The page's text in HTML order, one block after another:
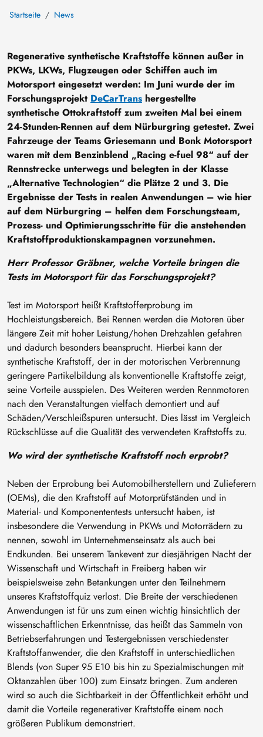
Startseite News
Regenerative synthetische Kraftstoffe können außer in
PKWs, LKWs, Flugzeugen oder Schiffen auch im
Motorsport eingesetzt werden: Im Juni wurde der im
Forschungsprojekt DeCarTrans hergestellte
synthetische Ottokraftstoff zum zweiten Mal bei einem
24-Stunden-Rennen auf dem Nürburgring getestet. Zwei
Fahrzeuge der Teams Griesemann und Bonk Motorsport
waren mit dem Benzinblend „Racing e-fuel 98“ auf der
Rennstrecke unterwegs und belegten in der Klasse
„Alternative Technologien“ die Plätze 2 und 3. Die
Ergebnisse der Tests in realen Anwendungen – wie hier
auf dem Nürburgring – helfen dem Forschungsteam,
Prozess- und Optimierungsschritte für die anstehenden
Kraftstoffproduktionskampagnen vorzunehmen.
Herr Professor Gräbner, welche Vorteile bringen die
Tests im Motorsport für das Forschungsprojekt?
Test im Motorsport heißt Kraftstofferprobung im
Hochleistungsbereich. Bei Rennen werden die Motoren über
längere Zeit mit hoher Leistung/hohen Drehzahlen gefahren
und dadurch besonders beansprucht. Hierbei kann der
synthetische Kraftstoff, der in der motorischen Verbrennung
geringere Partikelbildung als konventionelle Kraftstoffe zeigt,
seine Vorteile ausspielen. Des Weiteren werden Rennmotoren
nach den Veranstaltungen vielfach demontiert und auf
Schäden/Verschleißspuren untersucht. Dies lässt im Vergleich
Rückschlüsse auf die Qualität des verwendeten Kraftstoffs zu.
Wo wird der synthetische Kraftstoff noch erprobt?
Neben der Erprobung bei Automobilherstellern und Zulieferern
(OEMs), die den Kraftstoff auf Motorprüfständen und in
Material- und Komponententests untersucht haben, ist
insbesondere die Verwendung in PKWs und Motorrädern zu
nennen, sowohl im Unternehmenseinsatz als auch bei
Endkunden. Bei unserem Tankevent zur diesjährigen Nacht der
Wissenschaft und Wirtschaft in Freiberg haben wir
beispielsweise zehn Betankungen unter den Teilnehmern
unseres Kraftstoffquiz verlost. Die Breite der verschiedenen
Anwendungen ist für uns zum einen wichtig hinsichtlich der
wissenschaftlichen Erkenntnisse, das heißt das Sammeln von
Betriebserfahrungen und Testergebnissen verschiedenster
Kraftstoffanwender, die den Kraftstoff in unterschiedlichen
Blends (von Super 95 E10 bis hin zu Spezialmischungen mit
Oktanzahlen über 100) zum Einsatz bringen. Zum anderen
wird so auch die Sichtbarkeit in der Öffentlichkeit erhöht und
damit die Vorteile regenerativer Kraftstoffe einem noch
größeren Publikum demonstriert.